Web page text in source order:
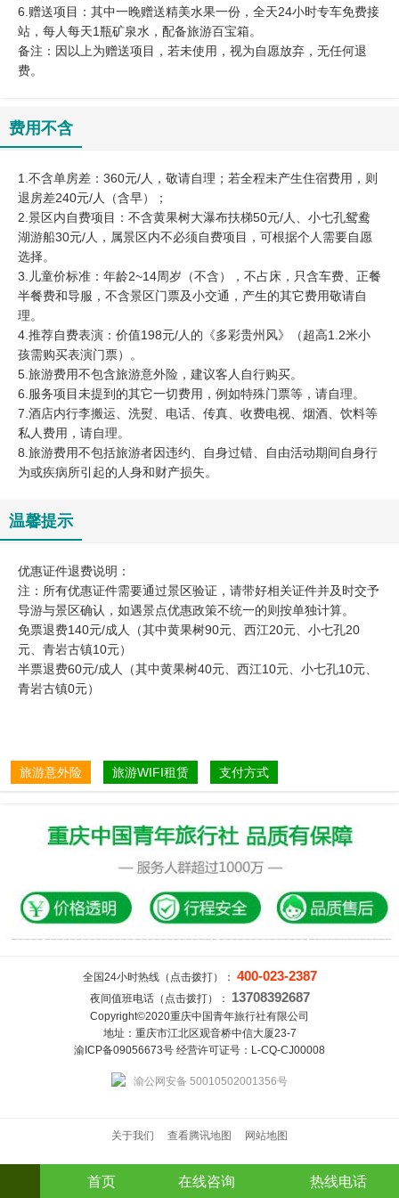
6.赠送项目：其中一晚赠送精美水果一份，全天24小时专车免费接
站，每人每天1瓶矿泉水，配备旅游百宝箱。
备注：因以上为赠送项目，若未使用，视为自愿放弃，无任何退
费。
费用不含
1.不含单房差：360元/人，敬请自理；若全程未产生住宿费用，则
退房差240元/人（含早）；
2.景区内自费项目：不含黄果树大瀑布扶梯50元/人、小七孔鸳鸯
湖游船30元/人，属景区内不必须自费项目，可根据个人需要自愿
选择。
3.儿童价标准：年龄2~14周岁（不含），不占床，只含车费、正餐
半餐费和导服，不含景区门票及小交通，产生的其它费用敬请自
理。
4.推荐自费表演：价值198元/人的《多彩贵州风》（超高1.2米小
孩需购买表演门票）。
5.旅游费用不包含旅游意外险，建议客人自行购买。
6.服务项目未提到的其它一切费用，例如特殊门票等，请自理。
7.酒店内行李搬运、洗熨、电话、传真、收费电视、烟酒、饮料等
私人费用，请自理。
8.旅游费用不包括旅游者因违约、自身过错、自由活动期间自身行
为或疾病所引起的人身和财产损失。
温馨提示
​优惠证件退费说明：
注：所有优惠证件需要通过景区验证，请带好相关证件并及时交予
导游与景区确认，如遇景点优惠政策不统一的则按单独计算。
免票退费140元/成人（其中黄果树90元、西江20元、小七孔20
元、青岩古镇10元）
半票退费60元/成人（其中黄果树40元、西江10元、小七孔10元、
青岩古镇0元）
旅游意外险 旅游WIFI租赁 支付方式
全国24小时热线（点击拨打）： 400-023-2387
夜间值班电话（点击拨打）： 13708392687
Copyright©2020重庆中国青年旅行社有限公司
地址：重庆市江北区观音桥中信大厦23-7
渝ICP备09056673号 经营许可证号：L-CQ-CJ00008
渝公网安备 50010502001356号
关于我们 查看腾讯地图 网站地图
首页 在线咨询 热线电话